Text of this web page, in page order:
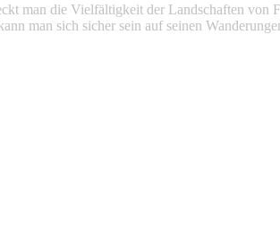
man die Vielfältigkeit der Landschaften von
man sich sicher sein auf seinen